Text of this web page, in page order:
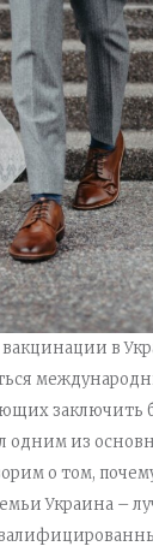
вакцинации в
заключить
одним из
о том,
Украина –